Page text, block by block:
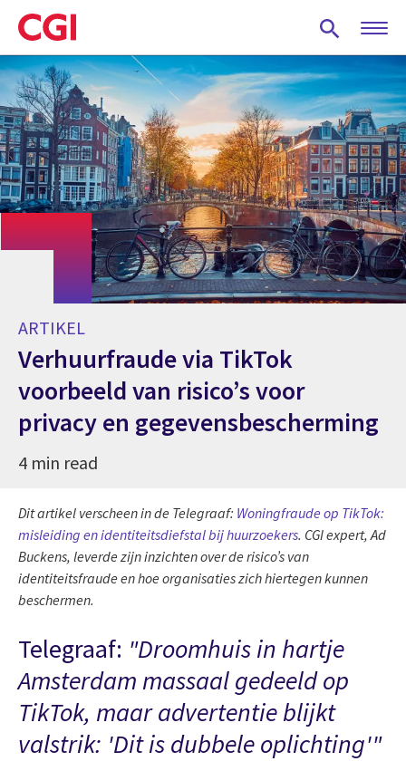
Skip
to
main
content
ARTIKEL
Verhuurfraude via TikTok
voorbeeld van risico’s voor
privacy en gegevensbescherming
4 min read
Dit artikel verscheen in de Telegraaf: Woningfraude op TikTok:
misleiding en identiteitsdiefstal bij huurzoekers. CGI expert, Ad
Buckens, leverde zijn inzichten over de risico’s van
identiteitsfraude en hoe organisaties zich hiertegen kunnen
beschermen.
Telegraaf: "Droomhuis in hartje
Amsterdam massaal gedeeld op
TikTok, maar advertentie blijkt
valstrik: 'Dit is dubbele oplichting'"